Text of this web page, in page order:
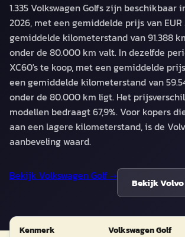
1.335 Volkswagen Golfs zijn beschikbaar
2026, met een gemiddelde prijs van EUR
gemiddelde kilometerstand van 91.388
onder de 80.000 km valt. In dezelfde
XC60's te koop, met een gemiddelde
een gemiddelde kilometerstand van
onder de 80.000 km ligt. Het
modellen bedraagt 67,9%. Voor kopers
aan een lagere kilometerstand, is de
aanbeveling waard.
Bekijk Volkswagen Golf→
Bekijk
Kenmerk Volkswagen Golf